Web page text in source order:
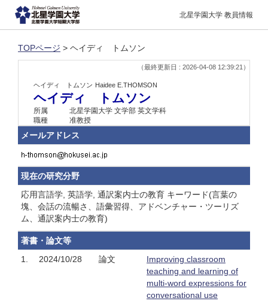
北星学園大学 教員情報
TOPページ > ヘイディ トムソン
（最終更新日 : 2026-04-08 12:39:21）
ヘイディ トムソン Haidee E.THOMSON
ヘイディ トムソン
所属
北星学園大学 文学部 英文学科
職種
准教授
メールアドレス
現在の研究分野
応用言語学, 英語学, 通訳案内士の教育 キーワード(言葉の
塊、会話の流暢さ、語彙習得、アドベンチャー・ツーリズ
ム、通訳案内士の教育)
著書・論文等
1.
2024/10/28 論文
Improving classroom
teaching and learning of
multi-word expressions for
conversational use